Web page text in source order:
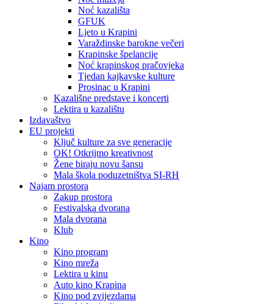
Noć kazališta
GFUK
Ljeto u Krapini
Varaždinske barokne večeri
Krapinske špelancije
Noć krapinskog pračovjeka
Tjedan kajkavske kulture
Prosinac u Krapini
Kazališne predstave i koncerti
Lektira u kazalištu
Izdavaštvo
EU projekti
Ključ kulture za sve generacije
OK! Otkrijmo kreativnost
Žene biraju novu šansu
Mala škola poduzetništva SI-RH
Najam prostora
Zakup prostora
Festivalska dvorana
Mala dvorana
Klub
Kino
Kino program
Kino mreža
Lektira u kinu
Auto kino Krapina
Kino pod zvijezdama